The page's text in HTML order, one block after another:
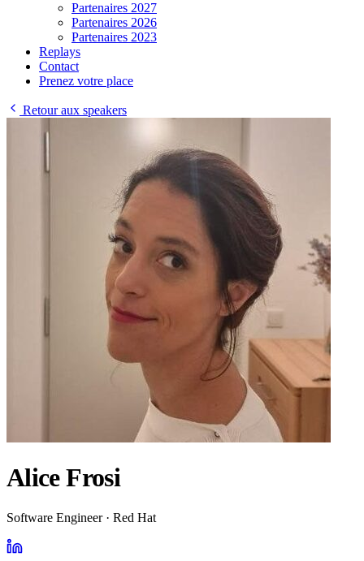
Partenaires 2027
Partenaires 2026
Partenaires 2023
Replays
Contact
Prenez votre place
Retour aux speakers
Alice Frosi
Software Engineer · Red Hat